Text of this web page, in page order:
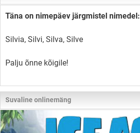
Täna on nimepäev järgmistel nimedel:
Silvia, Silvi, Silva, Silve
Palju õnne kõigile!
Suvaline onlinemäng